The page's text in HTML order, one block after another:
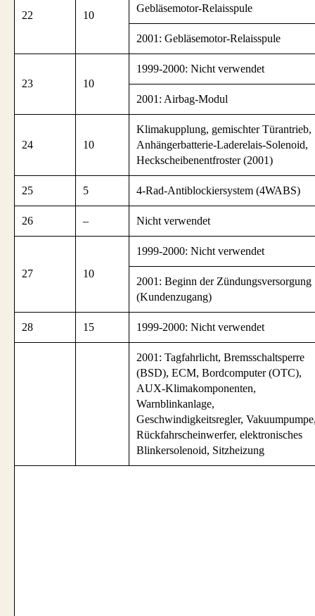
22 10
Gebläsemotor-Relaisspule
2001: Gebläsemotor-Relaisspule
23 10
1999-2000: Nicht verwendet
2001: Airbag-Modul
24 10
Klimakupplung, gemischter Türantrieb,
Anhängerbatterie-Laderelais-Solenoid,
Heckscheibenentfroster (2001)
25 5 4-Rad-Antiblockiersystem (4WABS)
26 – Nicht verwendet
27 10
1999-2000: Nicht verwendet
2001: Beginn der Zündungsversorgung
(Kundenzugang)
28 15 1999-2000: Nicht verwendet
2001: Tagfahrlicht, Bremsschaltsperre
(BSD), ECM, Bordcomputer (OTC),
AUX-Klimakomponenten,
Warnblinkanlage,
Geschwindigkeitsregler,
Rückfahrscheinwerfer, elektronisches
Blinkersolenoid, Sitzheizung